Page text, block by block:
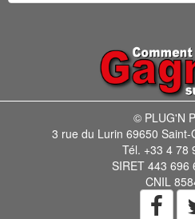
© PLUG'N
3 rue du Lurin 69650
Tél. +33 4 78
SIRET 443 696
CNIL